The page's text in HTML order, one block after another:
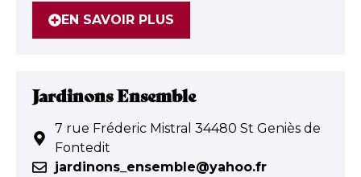
EN SAVOIR PLUS
Jardinons Ensemble
7 rue Fréderic Mistral 34480 St Geniès de
Fontedit
jardinons_ensemble@yahoo.fr